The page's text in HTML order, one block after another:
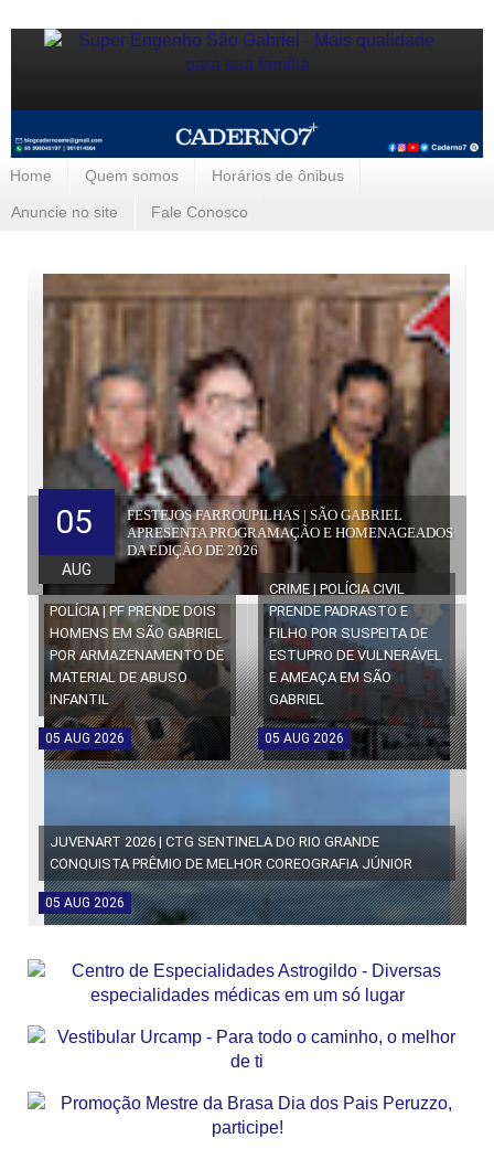
Home Quem somos Horários de ônibus
Anuncie no site Fale Conosco
FESTEJOS FARROUPILHAS | SÃO GABRIEL
APRESENTA PROGRAMAÇÃO E HOMENAGEADOS
DA EDIÇÃO DE 2026
05
AUG
POLÍCIA | PF PRENDE DOIS
HOMENS EM SÃO GABRIEL
POR ARMAZENAMENTO DE
MATERIAL DE ABUSO
INFANTIL
05 AUG 2026
CRIME | POLÍCIA CIVIL
PRENDE PADRASTO E
FILHO POR SUSPEITA DE
ESTUPRO DE VULNERÁVEL
E AMEAÇA EM SÃO
GABRIEL
05 AUG 2026
JUVENART 2026 | CTG SENTINELA DO RIO GRANDE
CONQUISTA PRÊMIO DE MELHOR COREOGRAFIA JÚNIOR
05 AUG 2026